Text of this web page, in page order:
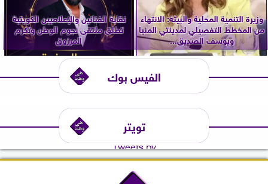
وزيرة التنمية المحلية والبيئة: الانتهاء
من المخطط التفصيلي لمدينتي المنيا
ويوسف الصديق...
نقابة الفنانين والإعلاميين الكويتية
تطلق ملتقى نجوم الوطن وتكرم
المرزوق
الفيس بوك
تويتر
Tweets by